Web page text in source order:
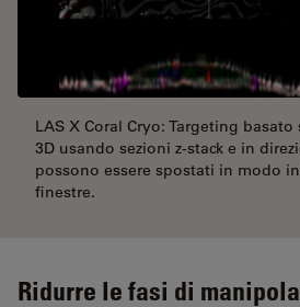
LAS X Coral Cryo: Targeting
3D usando sezioni z-stack e in
possono essere spostati in modo
finestre.
Ridurre le fasi di